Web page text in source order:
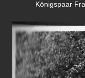
Königspaar